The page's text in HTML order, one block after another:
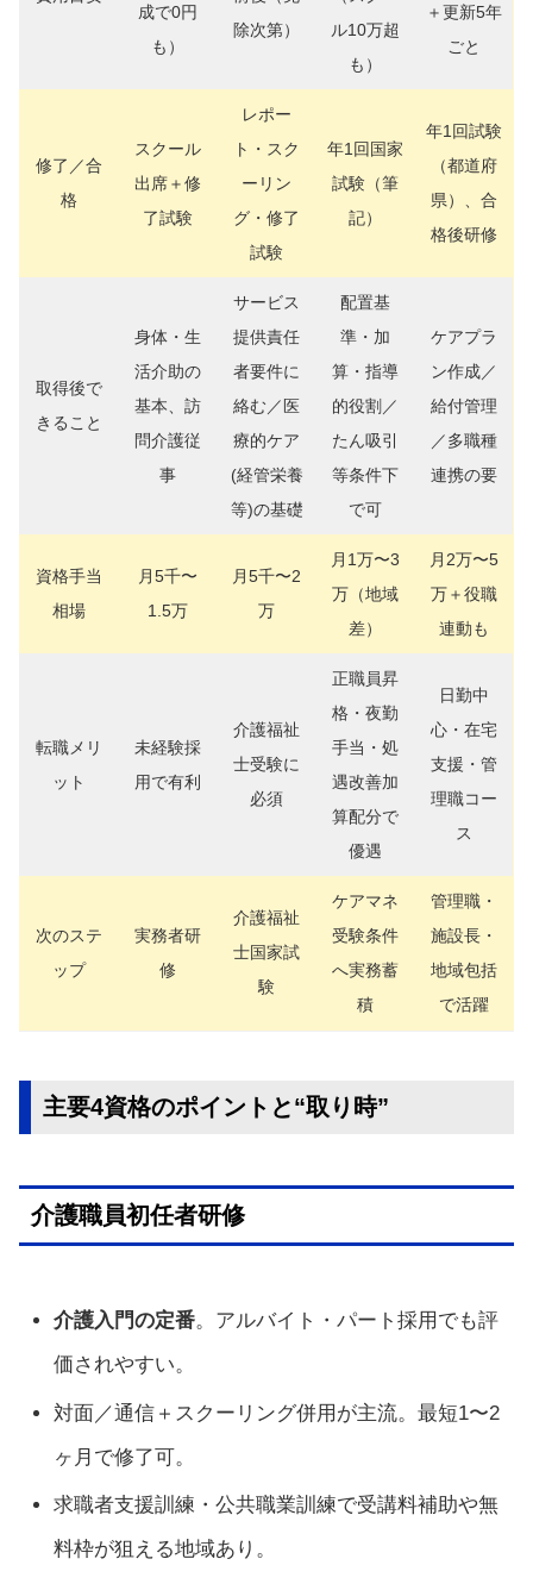
成で0円
も）
除次第）
ル10万超
も）
＋更新5年
ごと
修了／合
格
スクール
出席＋修
了試験
レポー
ト・スク
ーリン
グ・修了
試験
年1回国家
試験（筆
記）
年1回試験
（都道府
県）、合
格後研修
取得後で
きること
身体・生
活介助の
基本、訪
問介護従
事
サービス
提供責任
者要件に
絡む／医
療的ケア
(経管栄養
等)の基礎
配置基
準・加
算・指導
的役割／
たん吸引
等条件下
で可
ケアプラ
ン作成／
給付管理
／多職種
連携の要
資格手当
相場
月5千〜
1.5万
月5千〜2
万
月1万〜3
万（地域
差）
月2万〜5
万＋役職
連動も
転職メリ
ット
未経験採
用で有利
介護福祉
士受験に
必須
正職員昇
格・夜勤
手当・処
遇改善加
算配分で
優遇
日勤中
心・在宅
支援・管
理職コー
ス
次のステ
ップ
実務者研
修
介護福祉
士国家試
験
ケアマネ
受験条件
へ実務蓄
積
管理職・
施設長・
地域包括
で活躍
主要4資格のポイントと“取り時”
介護職員初任者研修
介護入門の定番。アルバイト・パート採用でも評
価されやすい。
対面／通信＋スクーリング併用が主流。最短1〜2
ヶ月で修了可。
求職者支援訓練・公共職業訓練で受講料補助や無
料枠が狙える地域あり。